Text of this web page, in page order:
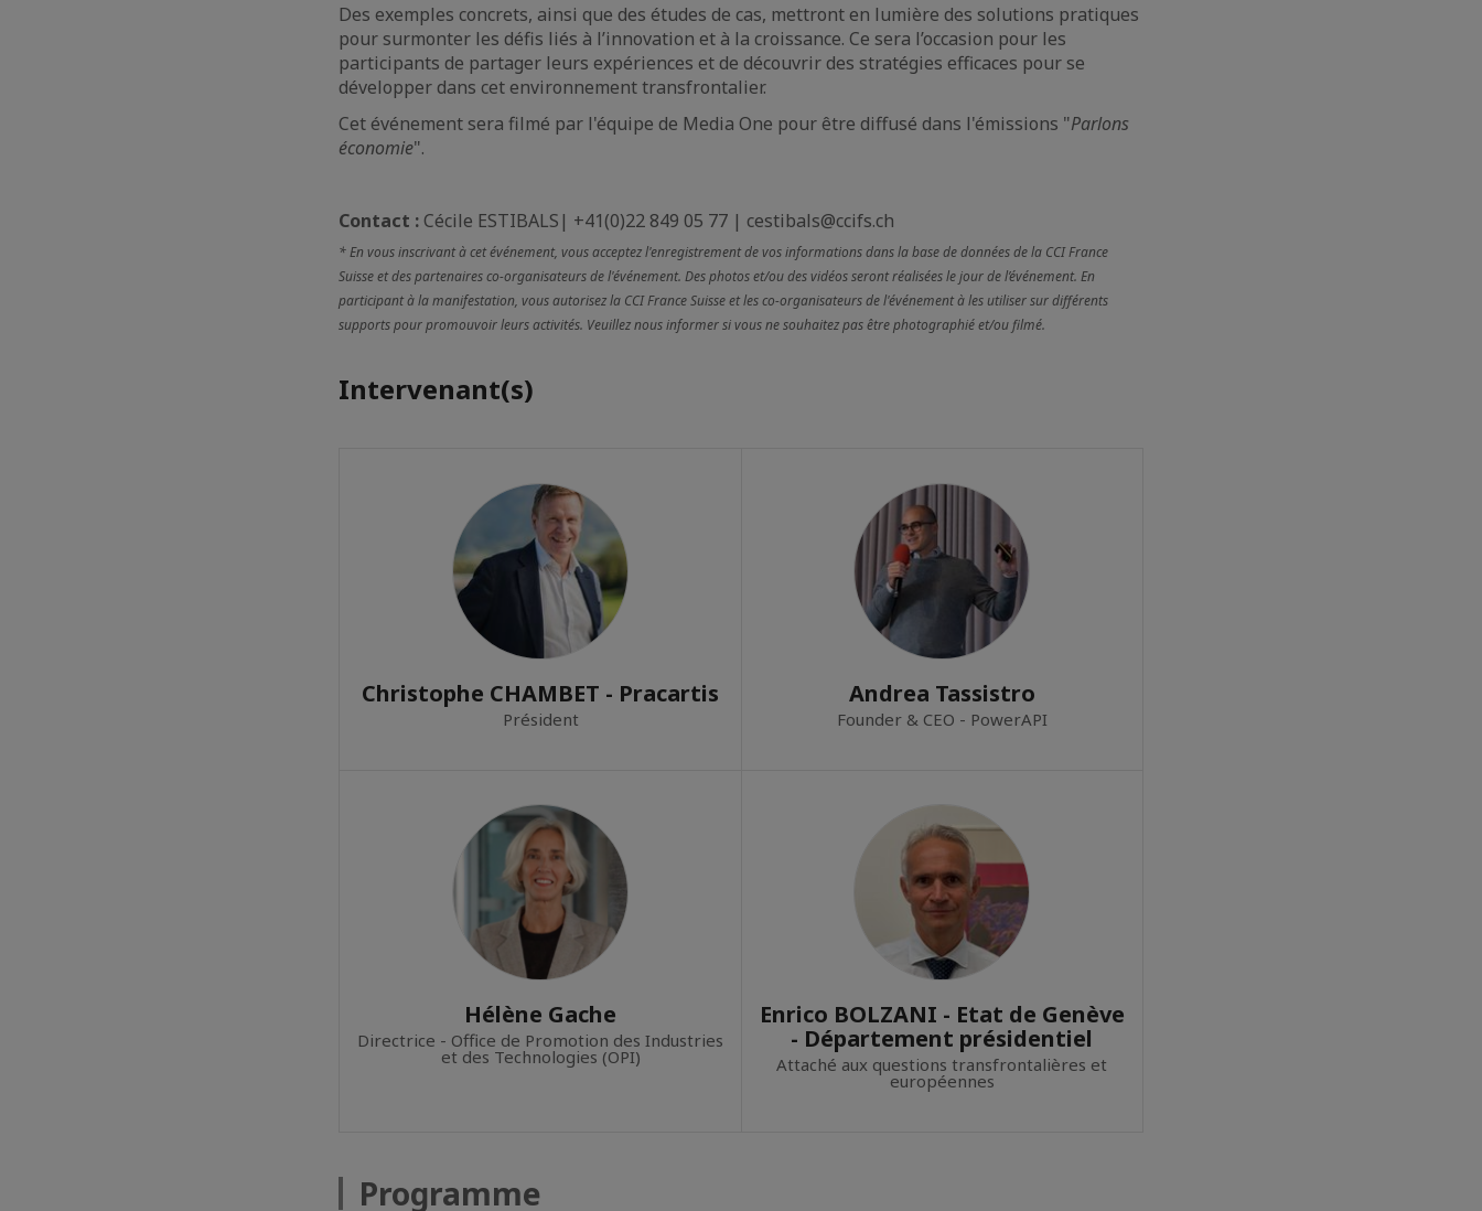
Des exemples concrets, ainsi que des études de cas, mettront en lumière des solutions pratiques
pour surmonter les défis liés à l’innovation et à la croissance. Ce sera l’occasion pour les
participants de partager leurs expériences et de découvrir des stratégies efficaces pour se
développer dans cet environnement transfrontalier.
Cet événement sera filmé par l'équipe de Media One pour être diffusé dans l'émissions "Parlons
économie".
Contact : Cécile ESTIBALS| +41(0)22 849 05 77 | cestibals@ccifs.ch
* En vous inscrivant à cet événement, vous acceptez l'enregistrement de vos informations dans la base de données de la CCI France
Suisse et des partenaires co-organisateurs de l'événement. Des photos et/ou des vidéos seront réalisées le jour de l’événement. En
participant à la manifestation, vous autorisez la CCI France Suisse et les co-organisateurs de l'événement à les utiliser sur différents
supports pour promouvoir leurs activités. Veuillez nous informer si vous ne souhaitez pas être photographié et/ou filmé.
Intervenant(s)
Christophe CHAMBET - Pracartis
Président
Andrea Tassistro
Founder & CEO - PowerAPI
Hélène Gache
Directrice - Office de Promotion des Industries
et des Technologies (OPI)
Enrico BOLZANI - Etat de Genève
- Département présidentiel
Attaché aux questions transfrontalières et
européennes
Programme